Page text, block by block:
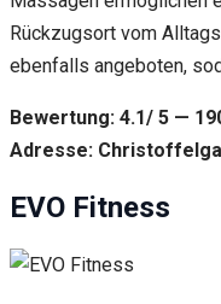
Rückzugsort vom
ebenfalls angeboten,
Bewertung: 4.1/ 5 —
Adresse:
EVO Fitness